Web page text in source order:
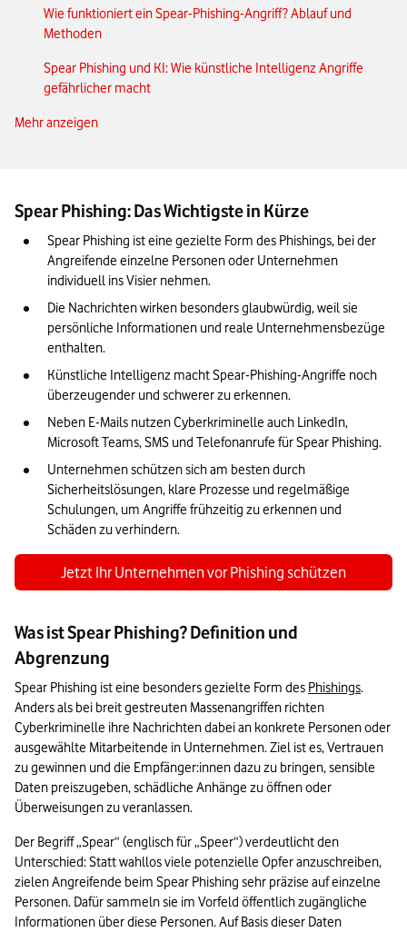
Wie funktioniert ein Spear-Phishing-Angriff? Ablauf und
Methoden
Spear Phishing und KI: Wie künstliche Intelligenz Angriffe
gefährlicher macht
Phishing, Spear Phishing und Whaling: Unterschiede im
Business E-Mail Compromise (BEC): Spear Phishing im
Unternehmenskontext
Checkliste: So erkennen Sie Spear-Phishing-E-Mails und -
Nachrichten
So schützen Sie Ihr Unternehmen vor Spear Phishing: Technik
Was tun nach einem erfolgreichen Spear-Phishing-Angriff?
Sofortmaßnahmen
Unser Fazit: Bei Spear-Phishing-Angriffen ist das
Zusammenspiel mehrerer Faktoren entscheidend
Mehr anzeigen
Spear Phishing: Das Wichtigste in Kürze
Spear Phishing ist eine gezielte Form des Phishings, bei der
Angreifende einzelne Personen oder Unternehmen
individuell ins Visier nehmen.
Die Nachrichten wirken besonders glaubwürdig, weil sie
persönliche Informationen und reale Unternehmensbezüge
enthalten.
Künstliche Intelligenz macht Spear-Phishing-Angriffe noch
überzeugender und schwerer zu erkennen.
Neben E-Mails nutzen Cyberkriminelle auch LinkedIn,
Microsoft Teams, SMS und Telefonanrufe für Spear Phishing.
Unternehmen schützen sich am besten durch
Sicherheitslösungen, klare Prozesse und regelmäßige
Schulungen, um Angriffe frühzeitig zu erkennen und
Schäden zu verhindern.
Jetzt Ihr Unternehmen vor Phishing schützen
Was ist Spear Phishing? Definition und
Abgrenzung
Spear Phishing ist eine besonders gezielte Form des Phishings.
Anders als bei breit gestreuten Massenangriffen richten
Cyberkriminelle ihre Nachrichten dabei an konkrete Personen oder
ausgewählte Mitarbeitende in Unternehmen. Ziel ist es, Vertrauen
zu gewinnen und die Empfänger:innen dazu zu bringen, sensible
Daten preiszugeben, schädliche Anhänge zu öffnen oder
Überweisungen zu veranlassen.
Der Begriff „Spear“ (englisch für „Speer“) verdeutlicht den
Unterschied: Statt wahllos viele potenzielle Opfer anzuschreiben,
zielen Angreifende beim Spear Phishing sehr präzise auf einzelne
Personen. Dafür sammeln sie im Vorfeld öffentlich zugängliche
Informationen über diese Personen. Auf Basis dieser Daten